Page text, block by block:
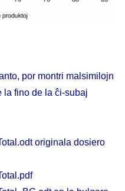
por montri malsimilojn
la fino de la ĉi-subaj
originala dosiero